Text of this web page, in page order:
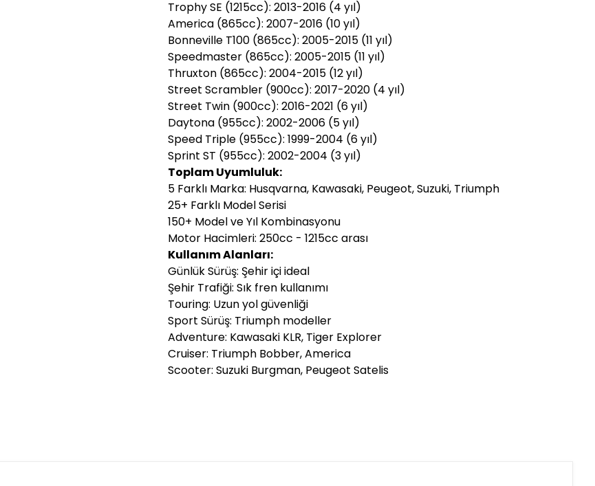
Trophy SE (1215cc): 2013-2016 (4 yıl)
America (865cc): 2007-2016 (10 yıl)
Bonneville T100 (865cc): 2005-2015 (11 yıl)
Speedmaster (865cc): 2005-2015 (11 yıl)
Thruxton (865cc): 2004-2015 (12 yıl)
Street Scrambler (900cc): 2017-2020 (4 yıl)
Street Twin (900cc): 2016-2021 (6 yıl)
Daytona (955cc): 2002-2006 (5 yıl)
Speed Triple (955cc): 1999-2004 (6 yıl)
Sprint ST (955cc): 2002-2004 (3 yıl)
Toplam Uyumluluk:
5 Farklı Marka: Husqvarna, Kawasaki, Peugeot, Suzuki, Triumph
25+ Farklı Model Serisi
150+ Model ve Yıl Kombinasyonu
Motor Hacimleri: 250cc - 1215cc arası
Kullanım Alanları:
Günlük Sürüş: Şehir içi ideal
Şehir Trafiği: Sık fren kullanımı
Touring: Uzun yol güvenliği
Sport Sürüş: Triumph modeller
Adventure: Kawasaki KLR, Tiger Explorer
Cruiser: Triumph Bobber, America
Scooter: Suzuki Burgman, Peugeot Satelis